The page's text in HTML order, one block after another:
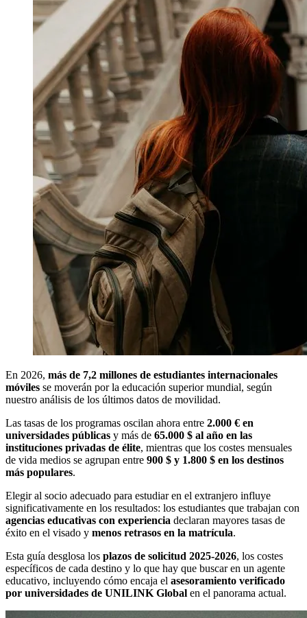
En 2026, más de 7,2 millones de estudiantes internacionales
móviles se moverán por la educación superior mundial, según
nuestro análisis de los últimos datos de movilidad.
Las tasas de los programas oscilan ahora entre 2.000 € en
universidades públicas y más de 65.000 $ al año en las
instituciones privadas de élite, mientras que los costes mensuales
de vida medios se agrupan entre 900 $ y 1.800 $ en los destinos
más populares.
Elegir al socio adecuado para estudiar en el extranjero influye
significativamente en los resultados: los estudiantes que trabajan con
agencias educativas con experiencia declaran mayores tasas de
éxito en el visado y menos retrasos en la matrícula.
Esta guía desglosa los plazos de solicitud 2025-2026, los costes
específicos de cada destino y lo que hay que buscar en un agente
educativo, incluyendo cómo encaja el asesoramiento verificado
por universidades de UNILINK Global en el panorama actual.